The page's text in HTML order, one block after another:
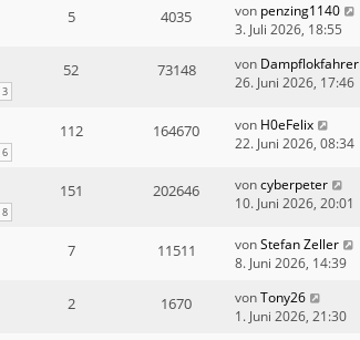
5 4035 von penzing1140
3. Juli 2026, 18:55
3
52 73148 von Dampflokfahrer
26. Juni 2026, 17:46
6
112 164670 von H0eFelix
22. Juni 2026, 08:34
8
151 202646 voncyberpeter
10. Juni 2026, 20:01
7 11511 vonStefan Zeller
8. Juni 2026, 14:39
2 1670 vonTony26
1. Juni 2026, 21:30